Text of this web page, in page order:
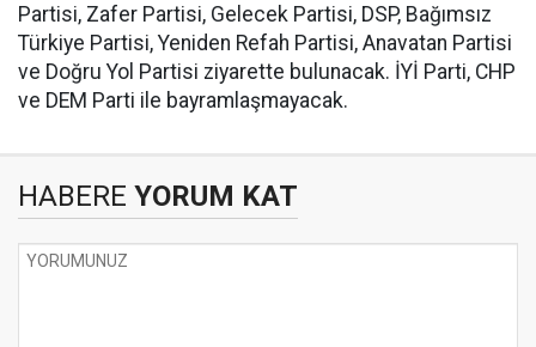
Partisi, Zafer Partisi, Gelecek Partisi, DSP, Bağımsız
Türkiye Partisi, Yeniden Refah Partisi, Anavatan Partisi
ve Doğru Yol Partisi ziyarette bulunacak. İYİ Parti, CHP
ve DEM Parti ile bayramlaşmayacak.
HABERE YORUM KAT